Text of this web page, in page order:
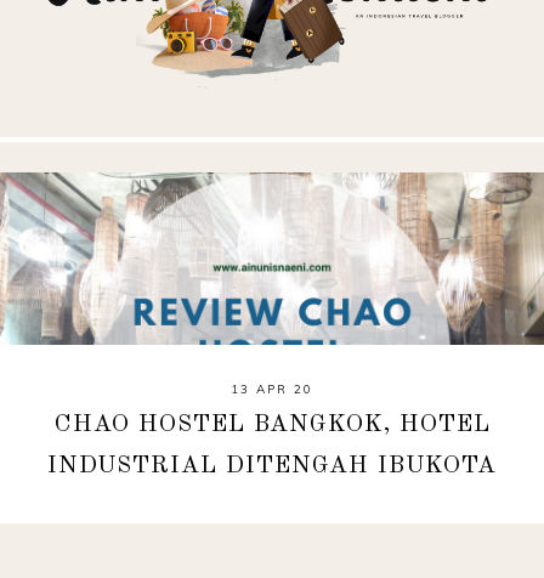
13 APR 20
CHAO HOSTEL BANGKOK, HOTEL
INDUSTRIAL DITENGAH IBUKOTA